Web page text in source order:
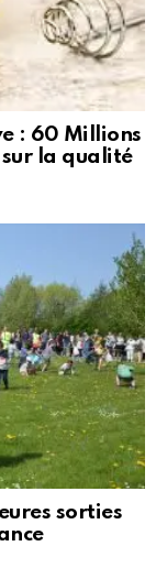
: 60 Millions
sur la qualité
sorties